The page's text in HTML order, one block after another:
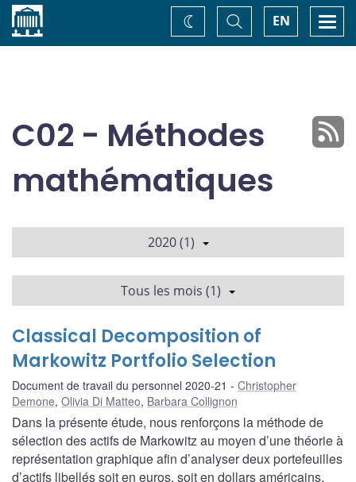
Accueil EN
Basculer
la
recherche
Changez
de
C02 - Méthodes
mathématiques
2020 (1)
Tous les mois (1)
Classical Decomposition of
Markowitz Portfolio Selection
Document de travail du personnel 2020-21
Christopher
Demone, Olivia Di Matteo, Barbara Collignon
Dans la présente étude, nous renforçons la méthode de
sélection des actifs de Markowitz au moyen d’une théorie à
représentation graphique afin d’analyser deux portefeuilles
d’actifs libellés soit en euros, soit en dollars américains.